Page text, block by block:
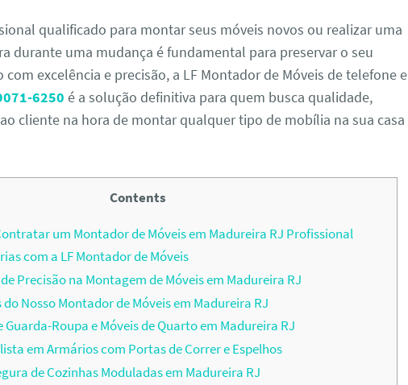
qualificado para montar seus móveis novos ou realizar uma
durante uma mudança é fundamental para preservar o seu
excelência e precisão, a LF Montador de Móveis de telefone e
6250 é a solução definitiva para quem busca qualidade,
cliente na hora de montar qualquer tipo de mobília na sua casa
Contents
um Montador de Móveis em Madureira RJ Profissional
com a LF Montador de Móveis
Precisão na Montagem de Móveis em Madureira RJ
Nosso Montador de Móveis em Madureira RJ
Guarda-Roupa e Móveis de Quarto em Madureira RJ
em Armários com Portas de Correr e Espelhos
de Cozinhas Moduladas em Madureira RJ